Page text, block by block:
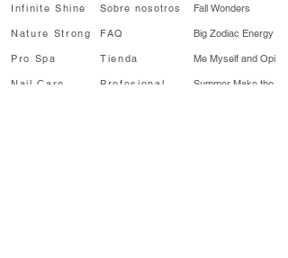
Infinite Shine
Nature Strong
Pro Spa
Nail Care
Sobre nosotros
FAQ
Tienda
Profesional
Fall Wonders
Big Zodiac Energy
Me Myself and Opi
Summer Make the